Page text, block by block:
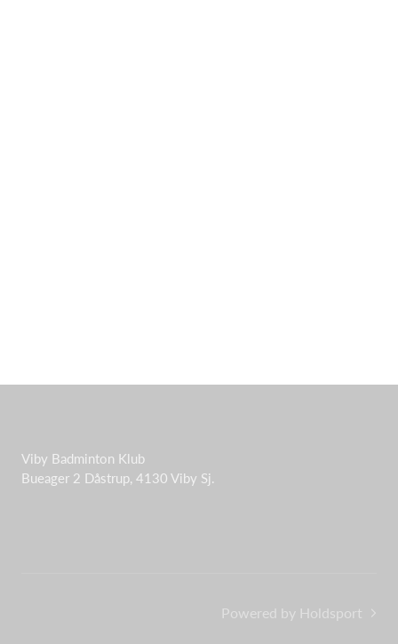
Viby Badminton Klub
Bueager 2 Dåstrup, 4130 Viby Sj.
Powered by Holdsport